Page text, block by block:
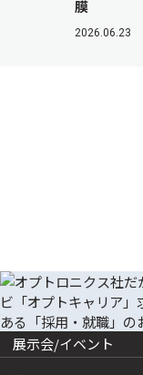
膜
2026.06.23
展示会/イベント